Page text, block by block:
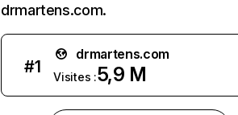
drmartens.com.
#1
drmartens.com
Visites :5,9 M